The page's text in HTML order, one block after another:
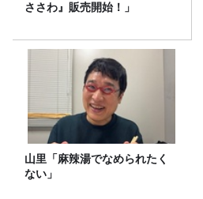
ささわ』販売開始！」
山里「麻辣湯でなめられたく
ない」